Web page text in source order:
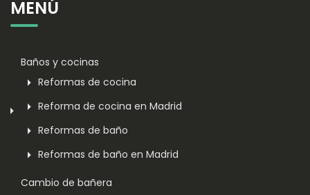
MENÚ
Baños y cocinas
Reformas de cocina
Reforma de cocina en Madrid
Reformas de baño
Reformas de baño en Madrid
Cambio de bañera